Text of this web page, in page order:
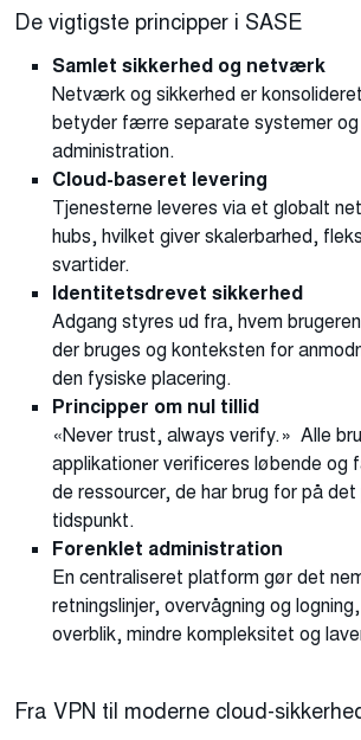
De vigtigste principper i SASE
Samlet sikkerhed og netværk
Netværk og sikkerhed er
betyder færre separate systemer og
administration.
Cloud-baseret levering
Tjenesterne leveres via et globalt
hubs, hvilket giver skalerbarhed,
svartider.
Identitetsdrevet sikkerhed
Adgang styres ud fra, hvem
der bruges og konteksten for
den fysiske placering.
Principper om nul tillid
«Never trust, always verify.» Alle
applikationer verificeres løbende og
de ressourcer, de har brug for på
tidspunkt.
Forenklet administration
En centraliseret platform gør det
retningslinjer, overvågning og
overblik, mindre kompleksitet og
Fra VPN til moderne cloud-